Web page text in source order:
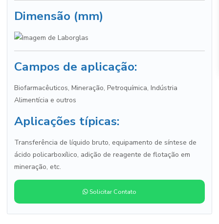
Dimensão (mm)
Campos de aplicação:
Biofarmacêuticos, Mineração, Petroquímica, Indústria
Alimentícia e outros
Aplicações típicas:
Transferência de líquido bruto, equipamento de síntese de
ácido policarboxílico, adição de reagente de flotação em
mineração, etc.
Solicitar Contato